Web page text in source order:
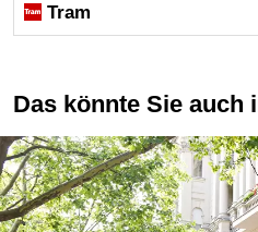
Tram
Das könnte Sie